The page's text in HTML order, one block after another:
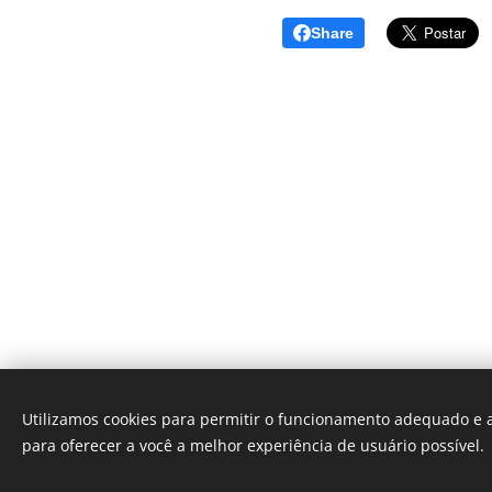
Share
Utilizamos cookies para permitir o funcionamento adequado e
para oferecer a você a melhor experiência de usuário possível.